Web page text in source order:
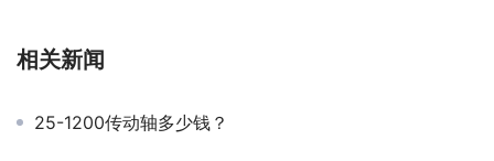
相关新闻
25-1200传动轴多少钱？